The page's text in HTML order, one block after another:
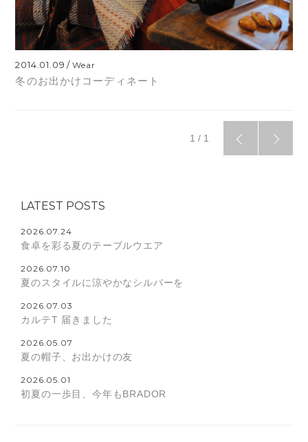
2014.01.09 Wear
冬のお出かけコーディネート
1 / 1
LATEST POSTS
2026.07.24
食卓を彩る夏のテーブルウエア
2026.07.10
夏のスタイルに涼やかなシルバーを
2026.07.03
カルテT 届きました
2026.05.07
夏の帽子、お出かけの友
2026.05.01
初夏の一歩目、今年もBRADOR